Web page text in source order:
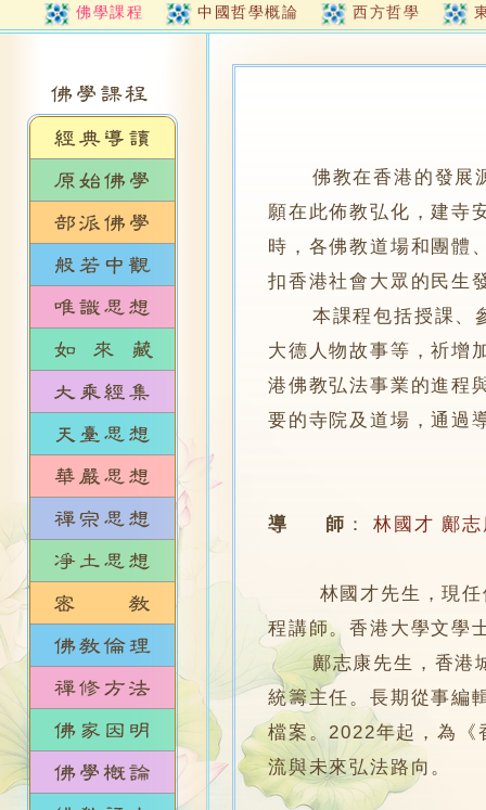
佛學課程 中國哲學概論 西方哲學
佛教在香港的發展
願在此佈教弘化，建寺
時，各佛教道場和團體
扣香港社會大眾的民生
本課程包括授課、參
大德人物故事等，祈增
港佛教弘法事業的進程
要的寺院及道場，通過
導 師 ： 林國才 鄺
林國才先生，現任佛
程講師。香港大學文學
鄺志康先生，香港城
統籌主任。長期從事編
檔案。2022年起，為《
流與未來弘法路向。